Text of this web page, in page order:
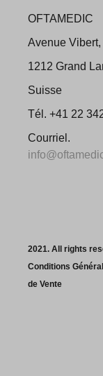
OFTAMEDIC
Avenue Vibert,
1212 Grand
Suisse
Tél. +41 22
Courriel.
2021. All rights
Conditions
de Vente